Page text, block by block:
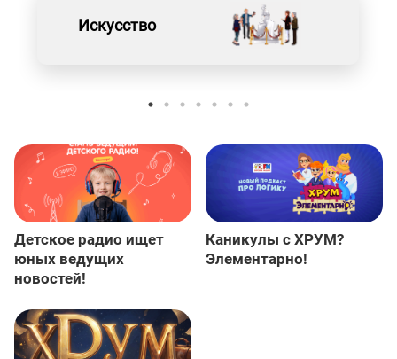
Искусство
Детское радио ищет
юных ведущих
новостей!
Каникулы с ХРУМ?
Элементарно!